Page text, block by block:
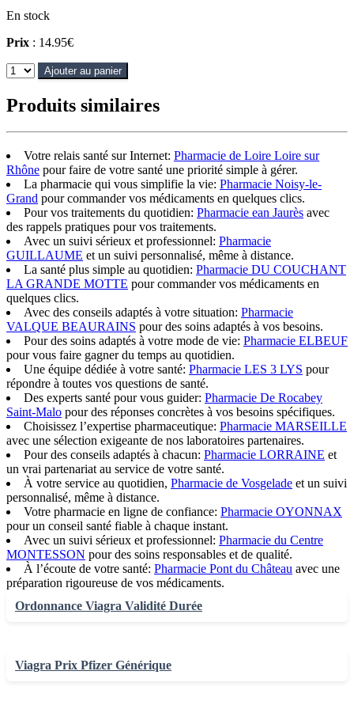
En stock
Prix : 14.95€
Ajouter au panier
Produits similaires
Votre relais santé sur Internet: Pharmacie de Loire Loire sur
Rhône pour faire de votre santé une priorité simple à gérer.
La pharmacie qui vous simplifie la vie: Pharmacie Noisy-le-
Grand pour commander vos médicaments en quelques clics.
Pour vos traitements du quotidien: Pharmacie ean Jaurès avec
des rappels pratiques pour vos traitements.
Avec un suivi sérieux et professionnel: Pharmacie
GUILLAUME et un suivi personnalisé, même à distance.
La santé plus simple au quotidien: Pharmacie DU COUCHANT
LA GRANDE MOTTE pour commander vos médicaments en
quelques clics.
Avec des conseils adaptés à votre situation: Pharmacie
VALQUE BEAURAINS pour des soins adaptés à vos besoins.
Pour des soins adaptés à votre mode de vie: Pharmacie ELBEUF
pour vous faire gagner du temps au quotidien.
Une équipe dédiée à votre santé: Pharmacie LES 3 LYS pour
répondre à toutes vos questions de santé.
Des experts santé pour vous guider: Pharmacie De Rocabey
Saint-Malo pour des réponses concrètes à vos besoins spécifiques.
Choisissez l’expertise pharmaceutique: Pharmacie MARSEILLE
avec une sélection exigeante de nos laboratoires partenaires.
Pour des conseils adaptés à chacun: Pharmacie LORRAINE et
un vrai partenariat au service de votre santé.
À votre service au quotidien, Pharmacie de Vosgelade et un suivi
personnalisé, même à distance.
Votre pharmacie en ligne de confiance: Pharmacie OYONNAX
pour un conseil santé fiable à chaque instant.
Avec un suivi sérieux et professionnel: Pharmacie du Centre
MONTESSON pour des soins responsables et de qualité.
À l’écoute de votre santé: Pharmacie Pont du Château avec une
préparation rigoureuse de vos médicaments.
Ordonnance Viagra Validité Durée
Viagra Prix Pfizer Générique